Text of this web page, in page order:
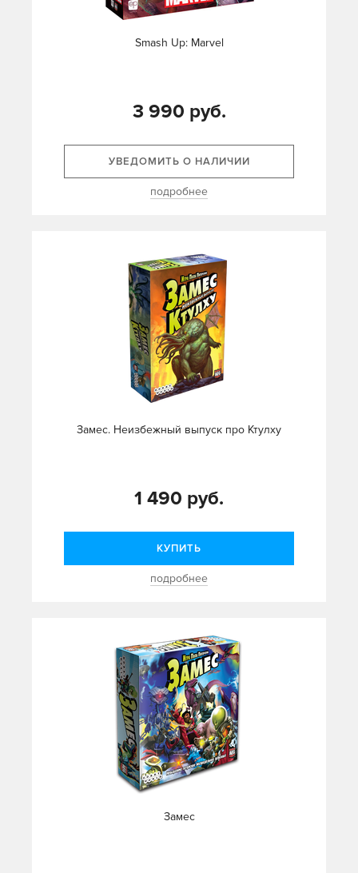
Smash Up: Marvel
3 990 руб.
УВЕДОМИТЬ О НАЛИЧИИ
подробнее
Замес. Неизбежный выпуск про Ктулху
1 490 руб.
КУПИТЬ
подробнее
Замес